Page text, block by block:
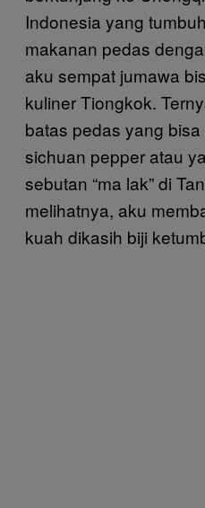
Indonesia yang
makanan pedas
aku sempat jumawa
kuliner Tiongkok.
batas pedas yang
sichuan pepper atau
sebutan “ma lak” di
melihatnya, aku
kuah dikasih biji